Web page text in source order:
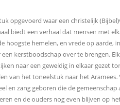
opgevoerd waar een christelijk
biedt een verhaal dat mensen met
hoogste hemelen, en vrede op
kerstboodschap over te brengen.
naar een geweldig in elkaar gezet
van het toneelstuk naar het
zang geboren die de
en de ouders nog even blijven op